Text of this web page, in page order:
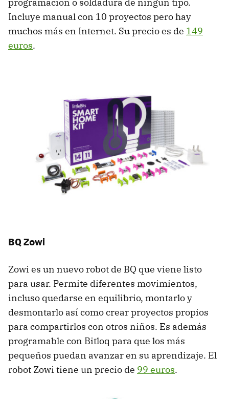
Incluye manual con 10 proyectos pero hay
muchos más en Internet. Su precio es de 149
euros.
BQ Zowi
Zowi es un nuevo robot de BQ que viene listo
para usar. Permite diferentes movimientos,
incluso quedarse en equilibrio, montarlo y
desmontarlo así como crear proyectos propios
para compartirlos con otros niños. Es además
programable con Bitloq para que los más
pequeños puedan avanzar en su aprendizaje. El
robot Zowi tiene un precio de 99 euros.